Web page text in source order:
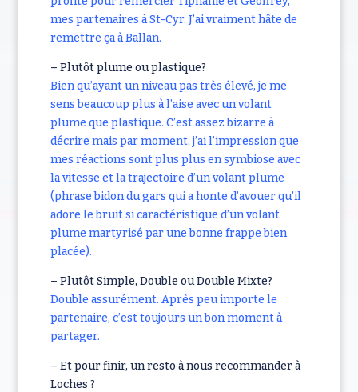
mes partenaires à St-Cyr. J’ai vraiment hâte de
remettre ça à Ballan.
– Plutôt plume ou plastique?
Bien qu’ayant un niveau pas très élevé, je me
sens beaucoup plus à l’aise avec un volant
plume que plastique. C’est assez bizarre à
décrire mais par moment, j’ai l’impression que
mes réactions sont plus plus en symbiose avec
la vitesse et la trajectoire d’un volant plume
(phrase bidon du gars qui a honte d’avouer qu’il
adore le bruit si caractéristique d’un volant
plume martyrisé par une bonne frappe bien
placée).
– Plutôt Simple, Double ou Double Mixte?
Double assurément. Après peu importe le
partenaire, c’est toujours un bon moment à
partager.
– Et pour finir, un resto à nous recommander à
Loches ?